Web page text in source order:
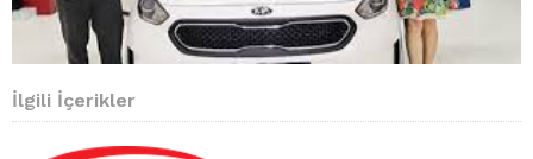
İlgili İçerikler